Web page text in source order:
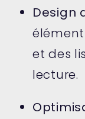
Design
et des
lecture.